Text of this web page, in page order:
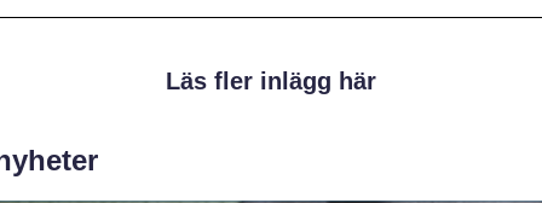
Läs fler inlägg här